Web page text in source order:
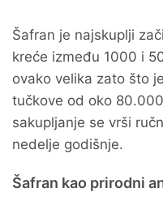
Šafran je najskuplji
kreće između 1000 i
ovako velika zato što
tučkove od oko
sakupljanje se vrši
nedelje godišnje.
Šafran kao prirodni